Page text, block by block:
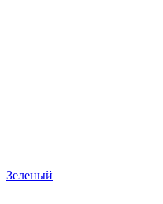
Зеленый